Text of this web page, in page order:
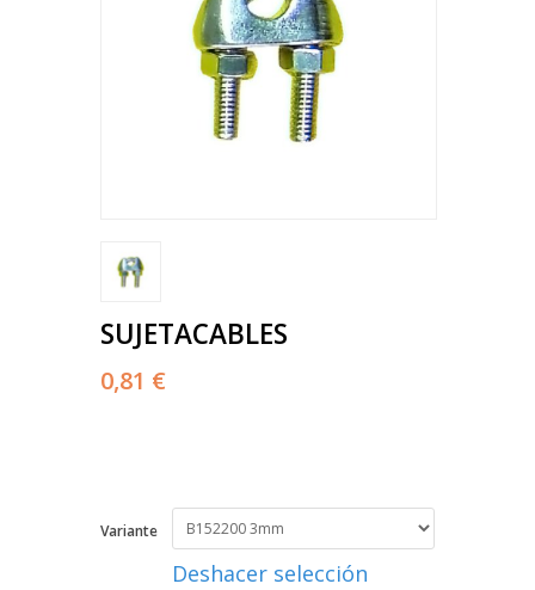
SUJETACABLES
0,81 €
Variante
Deshacer selección